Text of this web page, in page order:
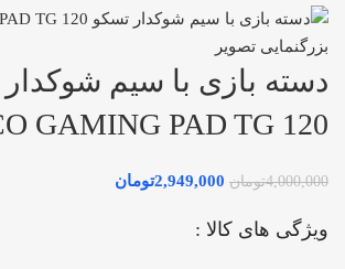
بزرگنمایی تصویر
دسته بازی با سیم
GAMING PAD TG 120
4,000,000تومان 2,949,000تومان
ویژگی های کالا :